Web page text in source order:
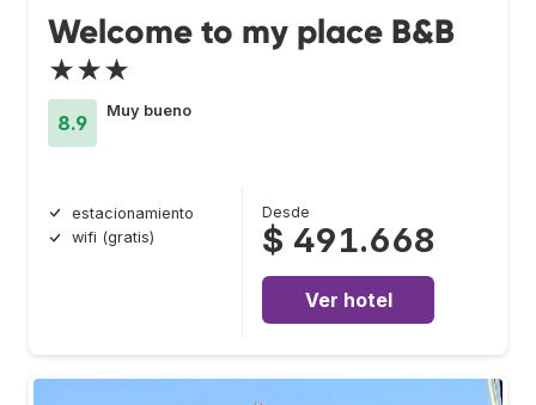
Welcome to my place B&B
★★★
8.9
Muy bueno
estacionamiento
wifi (gratis)
Desde
$ 491.668
Ver hotel